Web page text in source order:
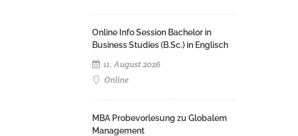
Online Info Session Bachelor in
Business Studies (B.Sc.) in Englisch
11. August 2026
Online
MBA Probevorlesung zu Globalem
Management